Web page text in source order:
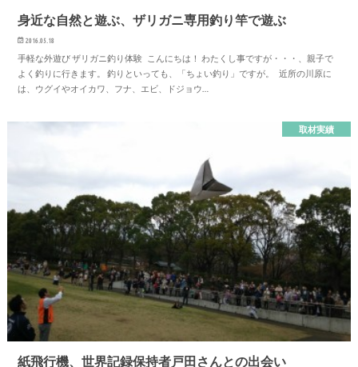
身近な自然と遊ぶ、ザリガニ専用釣り竿で遊ぶ
2016.05.18
手軽な外遊び ザリガニ釣り体験 こんにちは！ わたくし事ですが・・・、親子で
よく釣りに行きます。 釣りといっても、「ちょい釣り」ですが。 近所の川原に
は、ウグイやオイカワ、フナ、エビ、ドジョウ…
取材実績
紙飛行機、世界記録保持者戸田さんとの出会い